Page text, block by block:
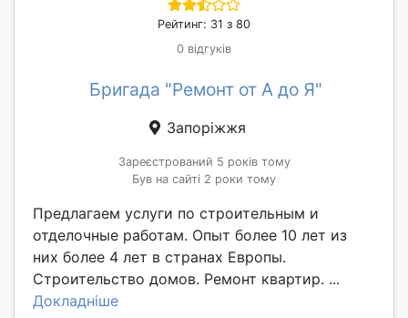
Рейтинг: 31 з 80
0 відгуків
Бригада "Ремонт от А до Я"
Запоріжжя
Зареєстрований 5 років тому
Був на сайті 2 роки тому
Предлагаем услуги по строительным и
отделочные работам. Опыт более 10 лет из
них более 4 лет в странах Европы.
Строительство домов. Ремонт квартир. ...
Докладніше